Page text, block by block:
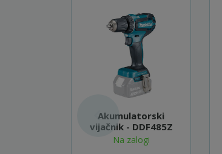
Akumulatorski
vijačnik - DDF485Z
Na zalogi